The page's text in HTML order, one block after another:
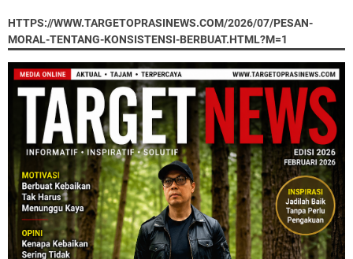
HTTPS://WWW.TARGETOPRASINEWS.COM/2026/07/PESAN-
MORAL-TENTANG-KONSISTENSI-BERBUAT.HTML?M=1